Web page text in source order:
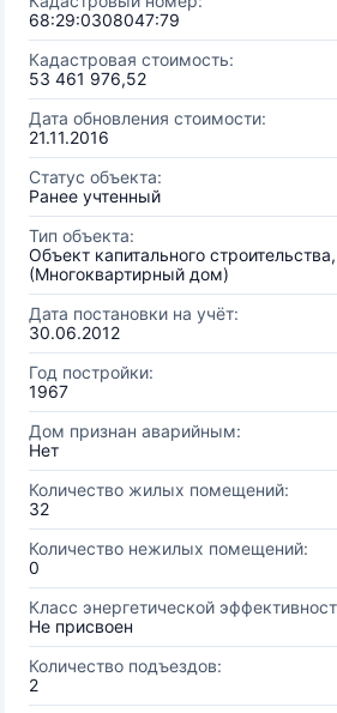
68:29:0308047:79
Кадастровая стоимость:
53 461 976,52
Дата обновления стоимости:
21.11.2016
Статус объекта:
Ранее учтенный
Тип объекта:
Объект капитального
(Многоквартирный дом)
Дата постановки на учёт:
30.06.2012
Год постройки:
1967
Дом признан аварийным:
Нет
Количество жилых помещений:
32
Количество нежилых помещений:
0
Класс энергетической
Не присвоен
Количество подъездов:
2